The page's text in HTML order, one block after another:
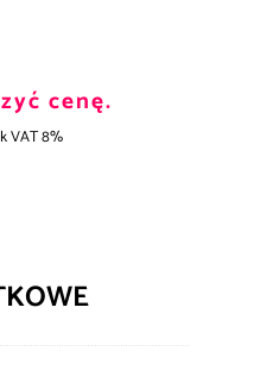
cenę.
VAT 8%